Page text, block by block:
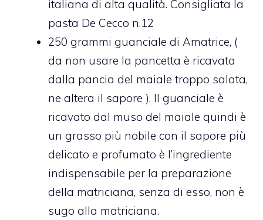
italiana di alta qualità. Consigliata la
pasta De Cecco n.12
250 grammi guanciale di Amatrice, (
da non usare la pancetta è ricavata
dalla pancia del maiale troppo salata,
ne altera il sapore ). Il guanciale è
ricavato dal muso del maiale quindi è
un grasso più nobile con il sapore più
delicato e profumato è l’ingrediente
indispensabile per la preparazione
della matriciana, senza di esso, non è
sugo alla matriciana.